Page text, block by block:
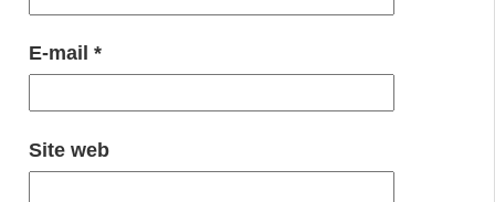
E-mail *
Site web